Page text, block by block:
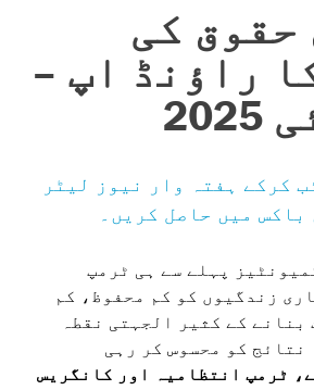
حقوق کی
راؤنڈ اپ –
کرکے ہفتہ وار نیوز لیٹر
باکس میں حاصل کریں۔
پہلے سے ہی ٹرمپ
زندگیوں کو کم محفوظ، کم
بنانے کے کثیر الجہتی نقطہ
نتائج کو محسوس کر رہی
ٹرمپ انتظامیہ اور کانگریس